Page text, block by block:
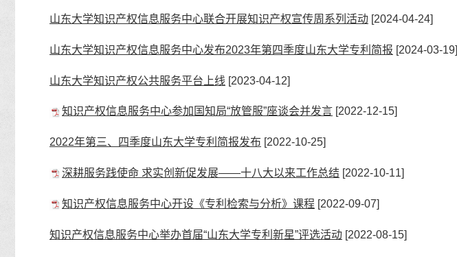
山东大学知识产权信息服务中心联合开展知识产权宣传周系列活动 [2024-04-24]
山东大学知识产权信息服务中心发布2023年第四季度山东大学专利简报 [2024-03-19]
山东大学知识产权公共服务平台上线 [2023-04-12]
知识产权信息服务中心参加国知局“放管服”座谈会并发言 [2022-12-15]
2022年第三、四季度山东大学专利简报发布 [2022-10-25]
深耕服务践使命 求实创新促发展——十八大以来工作总结 [2022-10-11]
知识产权信息服务中心开设《专利检索与分析》课程 [2022-09-07]
知识产权信息服务中心举办首届“山东大学专利新星”评选活动 [2022-08-15]